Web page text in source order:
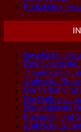
Kontakt/
Geschichte der
Das System
Theoretische
Arabische
Die Verbreitung
Die Rolle des
Der arabische
Kalligrafie und
Arabische